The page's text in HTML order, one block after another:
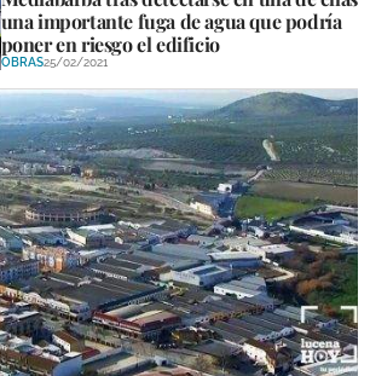
una importante fuga de agua que podría
poner en riesgo el edificio
OBRAS25/02/2021